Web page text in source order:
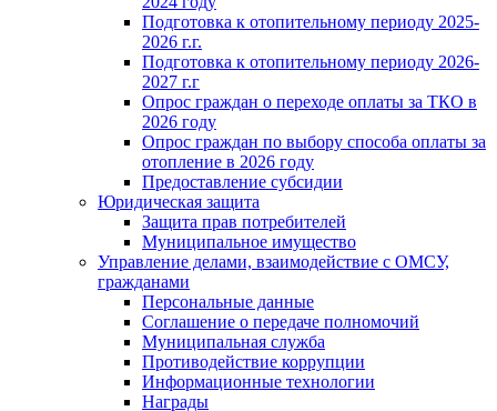
Подготовка к отопительному периоду 2025-
2026 г.г.
Подготовка к отопительному периоду 2026-
2027 г.г
Опрос граждан о переходе оплаты за ТКО в
2026 году
Опрос граждан по выбору способа оплаты за
отопление в 2026 году
Предоставление субсидии
Юридическая защита
Защита прав потребителей
Муниципальное имущество
Управление делами, взаимодействие с ОМСУ,
гражданами
Персональные данные
Соглашение о передаче полномочий
Муниципальная служба
Противодействие коррупции
Информационные технологии
Награды